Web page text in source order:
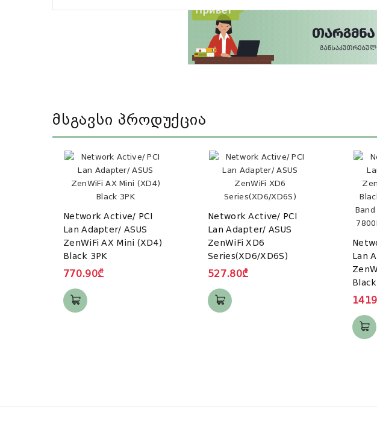
Მსგავსი Პროდუქცია
Network Active/ PCI
Lan Adapter/ ASUS
ZenWiFi AX Mini (XD4)
Black 3PK
770.90₾
Network Active/ PCI
Lan Adapter/ ASUS
ZenWiFi XD6
Series(XD6/XD6S)
527.80₾
Lan
Band